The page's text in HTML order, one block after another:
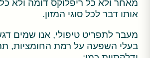
מאחר ולא כל ריפלוקס דומה ולא
אותו דבר לכל סוגי המזון.
מעבר לתפריט טיפולי, אנו שמים
בעלי השפעה על רמת החומציות,